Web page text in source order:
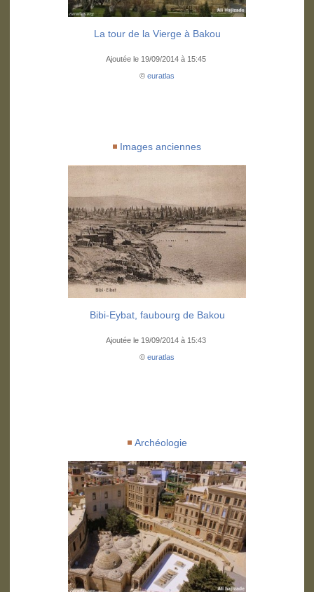
La tour de la Vierge à Bakou
Ajoutée le 19/09/2014 à 15:45
© euratlas
Images anciennes
Bibi-Eybat, faubourg de Bakou
Ajoutée le 19/09/2014 à 15:43
© euratlas
Archéologie